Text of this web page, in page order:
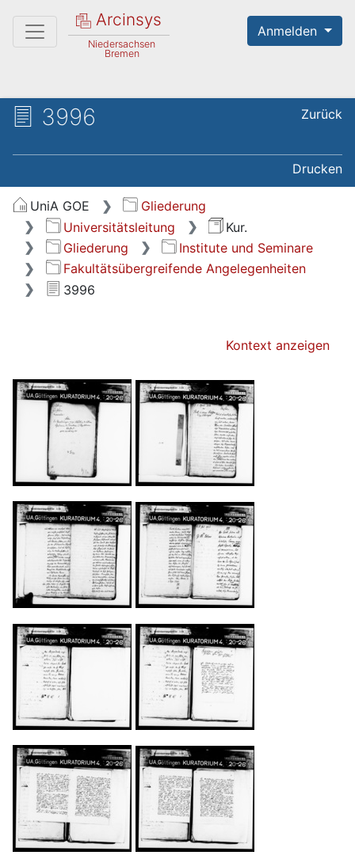
Arcinsys
Niedersachsen
Bremen
Anmelden
3996 Zurück
Drucken
UniA GOE
Gliederung
Universitätsleitung
Kur.
Gliederung
Institute und Seminare
Fakultätsübergreifende Angelegenheiten
3996
Kontext anzeigen